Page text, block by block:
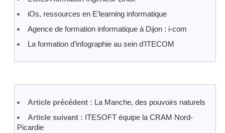
iOs, ressources en E’learning informatique
Agence de formation informatique à Dijon : i-com
La formation d’infographie au sein d’ITECOM
Article précédent : La Manche, des pouvoirs naturels
Article suivant : ITESOFT équipe la CRAM Nord-
Picardie